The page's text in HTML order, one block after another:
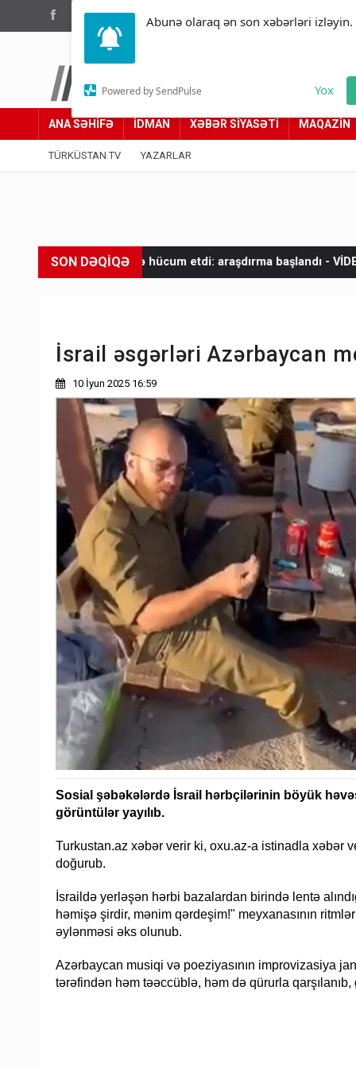
Abunə olaraq ən son xəbərləri izləyin.
Powered by SendPulse Yox
(012) 449 94 05
Türküstan.az
Adımız yolumuzdur
ANA SƏHİFƏ İDMAN XƏBƏR SİYASƏTİ MAQAZİN
TÜRKÜSTAN TV YAZARLAR
SON DƏQİQƏ
etdi: araşdırma başlandı - VİDEO Oğurlana
İsrail əsgərləri Azərbaycan
10 İyun 2025 16:59
Sosial şəbəkələrdə İsrail hərbçilərinin böyük
görüntülər yayılıb.
Turkustan.az xəbər verir ki, oxu.az-a istinadla xəbər
doğurub.
İsraildə yerləşən hərbi bazalardan birində lentə
həmişə şirdir, mənim qərdeşim!" meyxanasının
əylənməsi əks olunub.
Azərbaycan musiqi və poeziyasının improvizasiya
tərəfindən həm təəccüblə, həm də qürurla